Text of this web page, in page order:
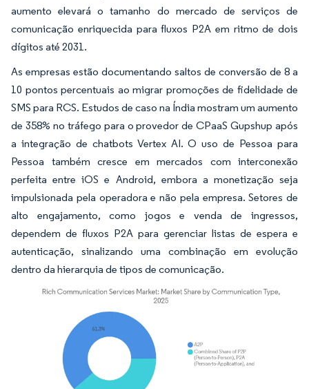
aumento elevará o tamanho do mercado de serviços de
comunicação enriquecida para fluxos P2A em ritmo de dois
dígitos até 2031.
As empresas estão documentando saltos de conversão de 8 a
10 pontos percentuais ao migrar promoções de fidelidade de
SMS para RCS. Estudos de caso na Índia mostram um aumento
de 358% no tráfego para o provedor de CPaaS Gupshup após
a integração de chatbots Vertex AI. O uso de Pessoa para
Pessoa também cresce em mercados com interconexão
perfeita entre iOS e Android, embora a monetização seja
impulsionada pela operadora e não pela empresa. Setores de
alto engajamento, como jogos e venda de ingressos,
dependem de fluxos P2A para gerenciar listas de espera e
autenticação, sinalizando uma combinação em evolução
dentro da hierarquia de tipos de comunicação.